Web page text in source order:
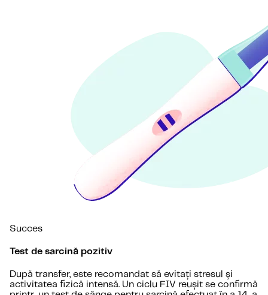
Succes
Test de sarcină pozitiv
După transfer, este recomandat să evitați stresul și
activitatea fizică intensă. Un ciclu FIV reușit se confirmă